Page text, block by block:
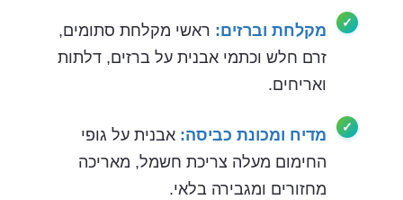
מקלחת וברזים: ראשי מקלחת סתומים,
זרם חלש וכתמי אבנית על ברזים, דלתות
ואריחים.
מדיח ומכונת כביסה: אבנית על גופי
החימום מעלה צריכת חשמל, מאריכה
מחזורים ומגבירה בלאי.